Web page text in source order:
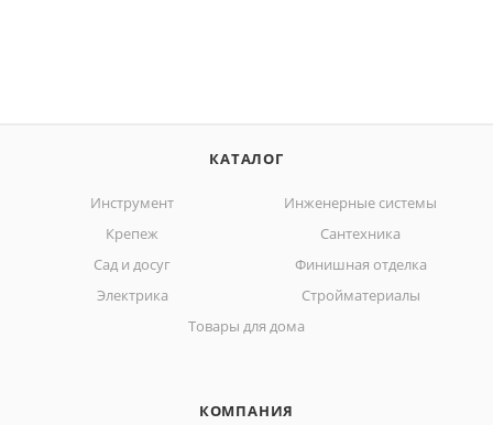
КАТАЛОГ
Инструмент
Инженерные системы
Крепеж
Сантехника
Сад и досуг
Финишная отделка
Электрика
Стройматериалы
Товары для дома
КОМПАНИЯ